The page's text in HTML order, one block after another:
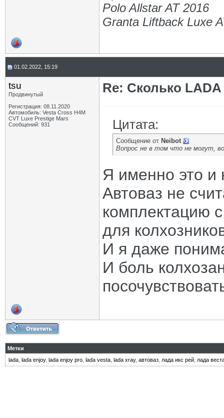
Polo Allstar AT 2016
Granta Liftback Luxe
01.02.2022, 15:19
tsu
Продвинутый
Регистрация: 08.11.2020
Автомобиль: Vesta Cross H4M
CVT Luxe Prestige Mars
Сообщений: 931
Re: Сколько
Цитата:
Сообщение от Neibot
Вопрос не в том что не могут,
Я именно это и
Автоваз не
комплектацию
для
И я даже
И боль
Метки
lada lada enjoy, lada enjoy pro lada vesta lada xray, автоваз лада икс рей лада